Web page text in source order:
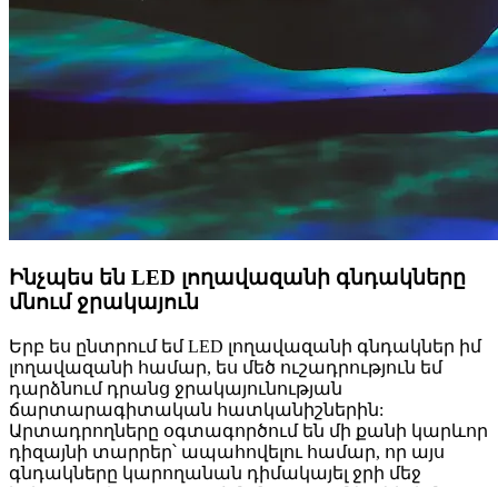
Ինչպես են LED լողավազանի գնդակները
մնում ջրակայուն
Երբ ես ընտրում եմ LED լողավազանի գնդակներ իմ
լողավազանի համար, ես մեծ ուշադրություն եմ
դարձնում դրանց ջրակայունության
ճարտարագիտական ​​հատկանիշներին:
Արտադրողները օգտագործում են մի քանի կարևոր
դիզայնի տարրեր՝ ապահովելու համար, որ այս
գնդակները կարողանան դիմակայել ջրի մեջ